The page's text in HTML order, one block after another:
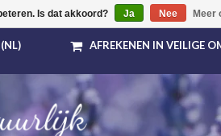
AFREKENEN IN VEILIGE
Is dat akkoord? Ja Nee Meer